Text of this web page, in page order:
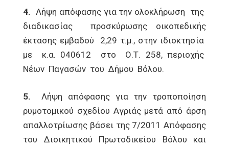
4. Λήψη απόφασης για την ολοκλήρωση της
διαδικασίας προσκύρωσης οικοπεδικής
έκτασης εμβαδού 2,29 τ.μ., στην ιδιοκτησία
με κ.α. 040612 στο Ο.Τ. 258, περιοχής
Νέων Παγασών του Δήμου Βόλου.
5.Λήψη απόφασης για την τροποποίηση
ρυμοτομικού σχεδίου Αγριάς μετά από άρση
απαλλοτρίωσης βάσει της 7/2011 Απόφασης
του Διοικητικού Πρωτοδικείου Βόλου και